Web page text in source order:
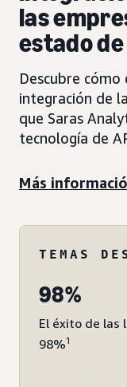
las
estado de
Descubre
integración de
que Saras
tecnología de
Más
TEMAS
98%
El éxito de las
98%1